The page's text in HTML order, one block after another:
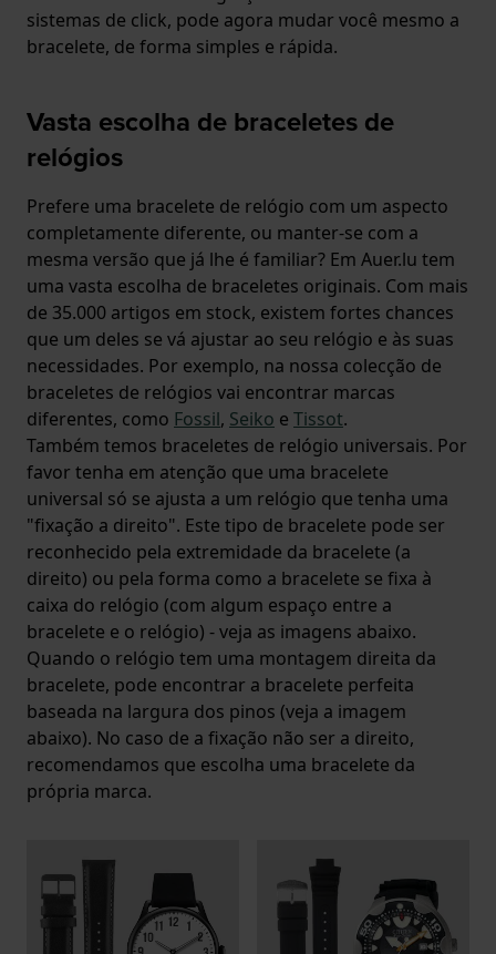
sistemas de click, pode agora mudar você mesmo a
bracelete, de forma simples e rápida.
Vasta escolha de braceletes de
relógios
Prefere uma bracelete de relógio com um aspecto
completamente diferente, ou manter-se com a
mesma versão que já lhe é familiar? Em Auer.lu tem
uma vasta escolha de braceletes originais. Com mais
de 35.000 artigos em stock, existem fortes chances
que um deles se vá ajustar ao seu relógio e às suas
necessidades. Por exemplo, na nossa colecção de
braceletes de relógios vai encontrar marcas
diferentes, como Fossil, Seiko e Tissot.
Também temos braceletes de relógio universais. Por
favor tenha em atenção que uma bracelete
universal só se ajusta a um relógio que tenha uma
"fixação a direito". Este tipo de bracelete pode ser
reconhecido pela extremidade da bracelete (a
direito) ou pela forma como a bracelete se fixa à
caixa do relógio (com algum espaço entre a
bracelete e o relógio) - veja as imagens abaixo.
Quando o relógio tem uma montagem direita da
bracelete, pode encontrar a bracelete perfeita
baseada na largura dos pinos (veja a imagem
abaixo). No caso de a fixação não ser a direito,
recomendamos que escolha uma bracelete da
própria marca.